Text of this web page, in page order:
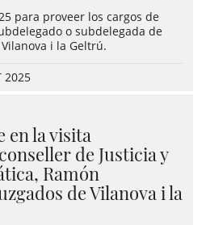
para proveer los cargos de
o subdelegada de
i la Geltrú.
2025
en la visita
de Justicia y
Ramón
de Vilanova i la